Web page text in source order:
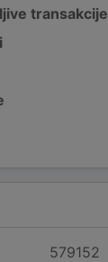
transakcije
579152